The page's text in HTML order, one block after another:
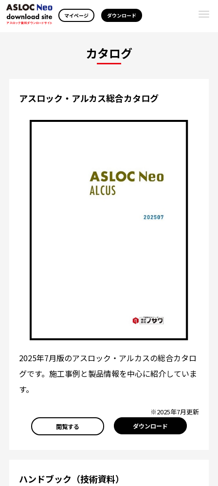
マイページ ダウンロード
カタログ
アスロック・アルカス総合カタログ
2025年7月版のアスロック・アルカスの総合カタロ
グです。施工事例と製品情報を中心に紹介していま
す。
※2025年7月更新
閲覧する ダウンロード
ハンドブック（技術資料）